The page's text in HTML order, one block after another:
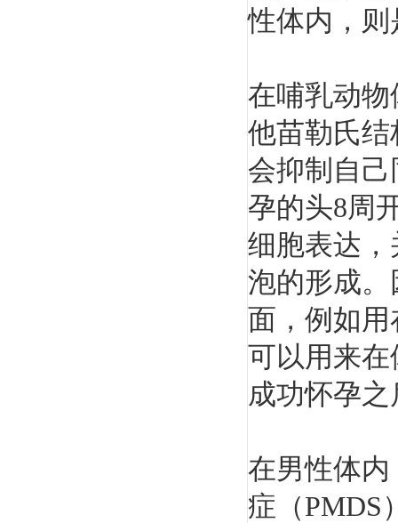
性体内，
在哺乳动
他苗勒氏
会抑制自
孕的头8周
细胞表达
泡的形成
面，例如
可以用来
成功怀孕
在男性体
症（PMDS